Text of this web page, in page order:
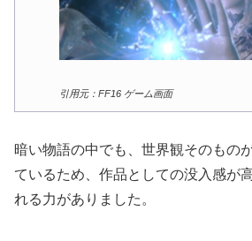
引用元：FF16 ゲーム画面
暗い物語の中でも、世界観そのもの
ているため、作品としての没入感が
れる力がありました。